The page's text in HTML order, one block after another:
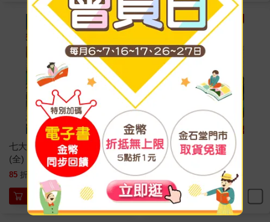
七大罪 番外篇集 ＜原罪＞
(全)
85 折 特價 85 元
加入購物車
啟示錄四騎士 08
85 特價 94 元
加入購物車